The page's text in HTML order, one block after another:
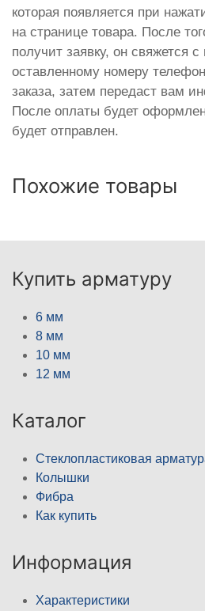
которая появляется при
на странице товара. После
получит заявку, он свяжется
оставленному номеру
заказа, затем передаст вам
После оплаты будет
будет отправлен.
Похожие товары
Купить арматуру
6 мм
8 мм
10 мм
12 мм
Каталог
Стеклопластиковая
Колышки
Фибра
Как купить
Информация
Характеристики